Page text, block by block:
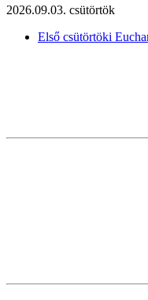
2026.09.03. csütörtök
Első csütörtöki